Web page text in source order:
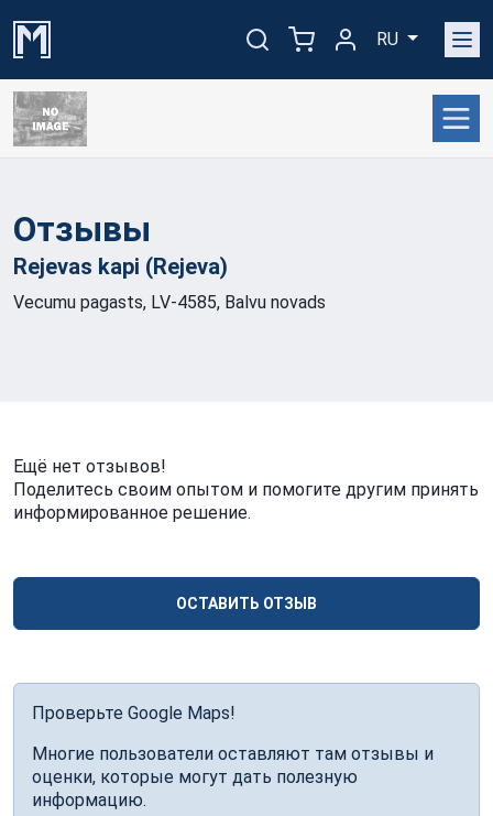
RU
Отзывы
Rejevas kapi (Rejeva)
Vecumu pagasts, LV-4585, Balvu novads
Ещё нет отзывов!
Поделитесь своим опытом и помогите другим принять
информированное решение.
ОСТАВИТЬ ОТЗЫВ
Проверьте Google Maps!
Многие пользователи оставляют там отзывы и
оценки, которые могут дать полезную
информацию.